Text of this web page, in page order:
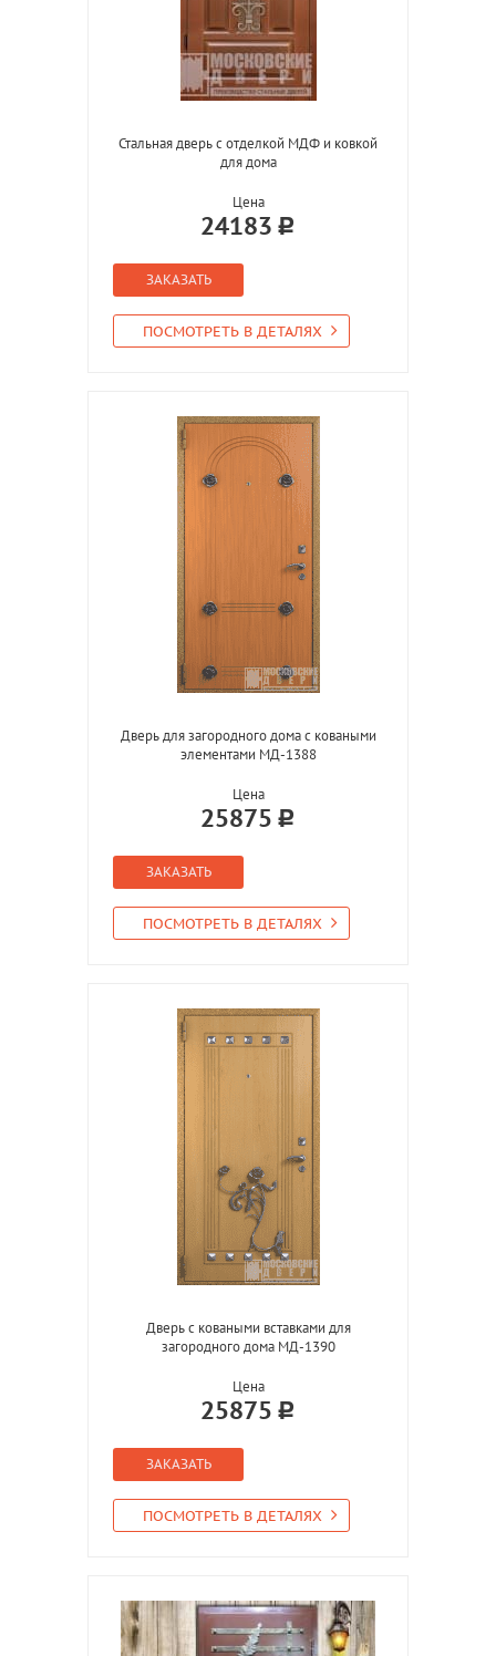
Стальная дверь с отделкой МДФ и ковкой
для дома
Цена
24183
ЗАКАЗАТЬ
ПОСМОТРЕТЬ В ДЕТАЛЯХ
Дверь для загородного дома с коваными
элементами МД-1388
Цена
25875
ЗАКАЗАТЬ
ПОСМОТРЕТЬ В ДЕТАЛЯХ
Дверь с коваными вставками для
загородного дома МД-1390
Цена
25875
ЗАКАЗАТЬ
ПОСМОТРЕТЬ В ДЕТАЛЯХ